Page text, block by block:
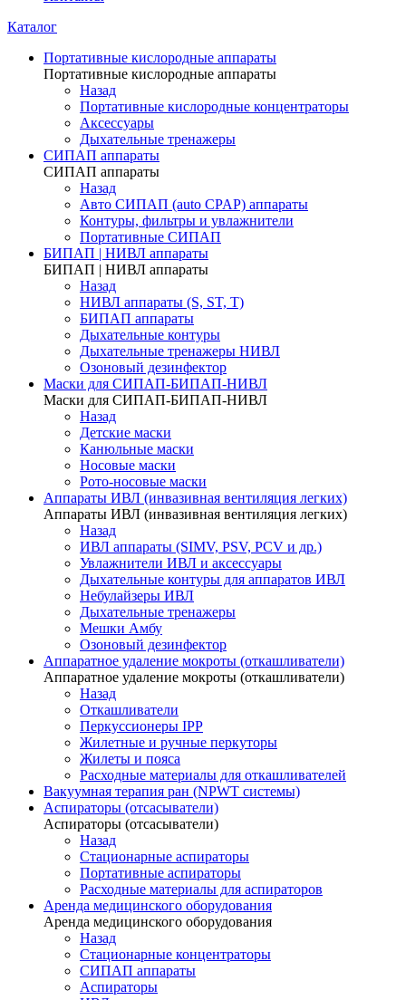
Каталог
Портативные кислородные аппараты
Портативные кислородные аппараты
Назад
Портативные кислородные концентраторы
Аксессуары
Дыхательные тренажеры
СИПАП аппараты
СИПАП аппараты
Назад
Aвто СИПАП (auto CPAP) аппараты
Контуры, фильтры и увлажнители
Портативные СИПАП
БИПАП | НИВЛ аппараты
БИПАП | НИВЛ аппараты
Назад
НИВЛ аппараты (S, ST, T)
БИПАП аппараты
Дыхательные контуры
Дыхательные тренажеры НИВЛ
Озоновый дезинфектор
Маски для СИПАП-БИПАП-НИВЛ
Маски для СИПАП-БИПАП-НИВЛ
Назад
Детские маски
Канюльные маски
Носовые маски
Рото-носовые маски
Аппараты ИВЛ (инвазивная вентиляция легких)
Аппараты ИВЛ (инвазивная вентиляция легких)
Назад
ИВЛ аппараты (SIMV, PSV, PCV и др.)
Увлажнители ИВЛ и аксессуары
Дыхательные контуры для аппаратов ИВЛ
Небулайзеры ИВЛ
Дыхательные тренажеры
Мешки Амбу
Озоновый дезинфектор
Аппаратное удаление мокроты (откашливатели)
Аппаратное удаление мокроты (откашливатели)
Назад
Откашливатели
Перкуссионеры IPP
Жилетные и ручные перкуторы
Жилеты и пояса
Расходные материалы для откашливателей
Вакуумная терапия ран (NPWT системы)
Аспираторы (отсасыватели)
Аспираторы (отсасыватели)
Назад
Стационарные аспираторы
Портативные аспираторы
Расходные материалы для аспираторов
Аренда медицинского оборудования
Аренда медицинского оборудования
Назад
Стационарные концентраторы
СИПАП аппараты
Аспираторы